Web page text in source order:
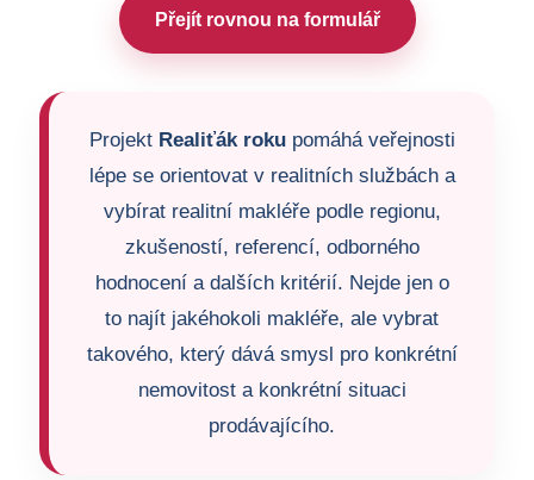
Přejít rovnou na formulář
Projekt Realiťák rokupomáhá veřejnosti
lépe se orientovat v realitních službách a
vybírat realitní makléře podle regionu,
zkušeností, referencí, odborného
hodnocení a dalších kritérií. Nejde jen o
to najít jakéhokoli makléře, ale vybrat
takového, který dává smysl pro konkrétní
nemovitost a konkrétní situaci
prodávajícího.